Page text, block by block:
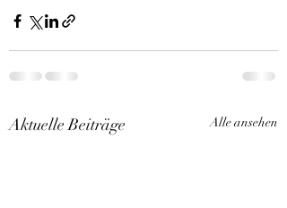
Aktuelle Beiträge Alle ansehen